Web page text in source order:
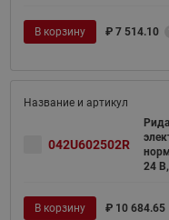
В корзину ₽ 7 514.10
042U602502R
24
В корзину ₽ 10 684.65